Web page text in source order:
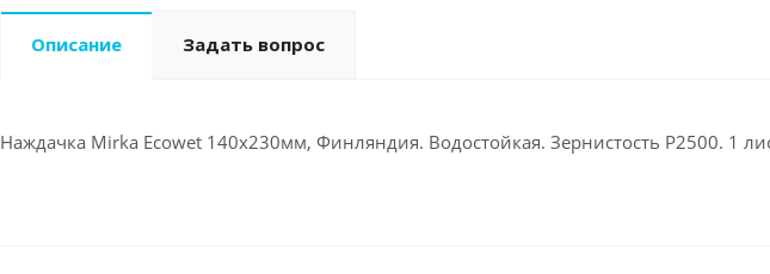
Описание Задать вопрос
Наждачка Mirka Ecowet 140x230мм, Финляндия. Водостойкая. Зернистость Р2500. 1